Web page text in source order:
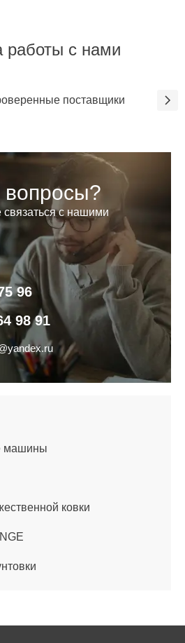
работы с нами
поставщики
вопросы?
с нашими
96 8 800 200 75 96
98 91
машины
ковки